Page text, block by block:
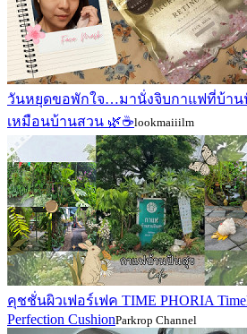
วันหยุดขอพักใจ…มานั่งจิบกาแฟที่บ้าน
เหมือนบ้านสวน 🌿☕lookmaiiilm
คุชชั่นผิวเฟอร์เฟค TIME PHORIA
Perfection CushionParkrop Channel